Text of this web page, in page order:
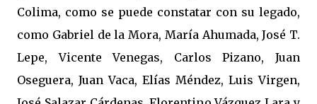
Colima, como se puede constatar con su legado,
como Gabriel de la Mora, María Ahumada, José T.
Lepe, Vicente Venegas, Carlos Pizano, Juan
Oseguera, Juan Vaca, Elías Méndez, Luis Virgen,